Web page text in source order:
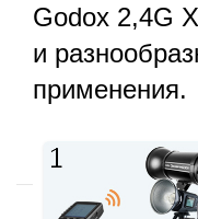
Godox 2,4G X
и
применения.